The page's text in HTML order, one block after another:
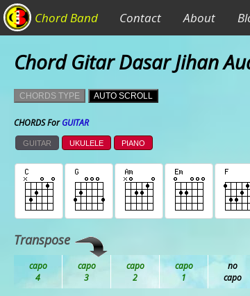
Chord Band Contact About
Chord Gitar Dasar Jihan
CHORDS TYPE AUTO SCROLL
CHORDS ForGUITAR
GUITAR UKULELE PIANO
Transpose